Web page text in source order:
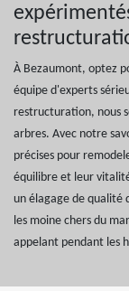
À Bezaumont, optez
équipe d'experts
restructuration, nous
arbres. Avec notre
précises pour
équilibre et leur
un élagage de qualité
les moine chers du
appelant pendant les